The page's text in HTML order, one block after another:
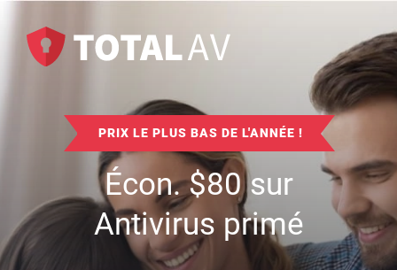
PRIX LE PLUS BAS DE L'ANNÉE !
Écon.$80sur
Antivirus primé